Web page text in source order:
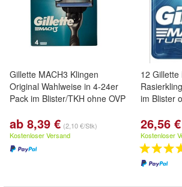
Gillette MACH3 Klingen
Original Wahlweise in 4-24er
Pack im Blister/TKH ohne OVP
ab 8,39 € (2,10 €/Stk)
Kostenloser Versand
12 Gillette
im Blister
26,56 €
Kostenloser